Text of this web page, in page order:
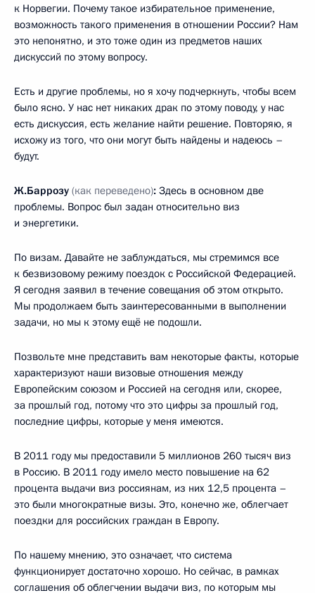
к Норвегии. Почему такое избирательное применение,
возможность такого применения в отношении России? Нам
это непонятно, и это тоже один из предметов наших
дискуссий по этому вопросу.
Есть и другие проблемы, но я хочу подчеркнуть, чтобы всем
было ясно. У нас нет никаких драк по этому поводу, у нас
есть дискуссия, есть желание найти решение. Повторяю, я
исхожу из того, что они могут быть найдены и надеюсь –
будут.
Ж.Баррозу (как переведено): Здесь в основном две
проблемы. Вопрос был задан относительно виз
и энергетики.
По визам. Давайте не заблуждаться, мы стремимся все
к безвизовому режиму поездок с Российской Федерацией.
Я сегодня заявил в течение совещания об этом открыто.
Мы продолжаем быть заинтересованными в выполнении
задачи, но мы к этому ещё не подошли.
Позвольте мне представить вам некоторые факты, которые
характеризуют наши визовые отношения между
Европейским союзом и Россией на сегодня или, скорее,
за прошлый год, потому что это цифры за прошлый год,
последние цифры, которые у меня имеются.
В 2011 году мы предоставили 5 миллионов 260 тысяч виз
в Россию. В 2011 году имело место повышение на 62
процента выдачи виз россиянам, из них 12,5 процента –
это были многократные визы. Это, конечно же, облегчает
поездки для российских граждан в Европу.
По нашему мнению, это означает, что система
функционирует достаточно хорошо. Но сейчас, в рамках
соглашения об облегчении выдачи виз, по которым мы